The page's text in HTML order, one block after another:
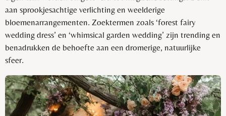
aan sprookjesachtige verlichting en weelderige
bloemenarrangementen. Zoektermen zoals ‘forest fairy
wedding dress’ en ‘whimsical garden wedding’ zijn trending en
benadrukken de behoefte aan een dromerige, natuurlijke
sfeer.